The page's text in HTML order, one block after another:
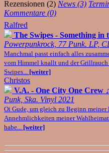
Rezensionen (2) News (3)
Kommentare (0)
Ralfred
The Swipes - Something in
Powerpunkrock, 77 Punk. LP,
Manchmal passt einfach alles
vom Himmel knallt und der
Swipes... [weiter]
Christos
V.A. - One City One Crew
Punk, Ska. Vinyl 2021
Oi Gude, um gleich zu Beginn
Annehmlichkeiten meiner
habe... [weiter]